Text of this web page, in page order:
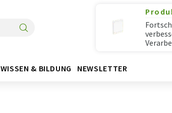
WISSEN & BILDUNG NEWSLETTER